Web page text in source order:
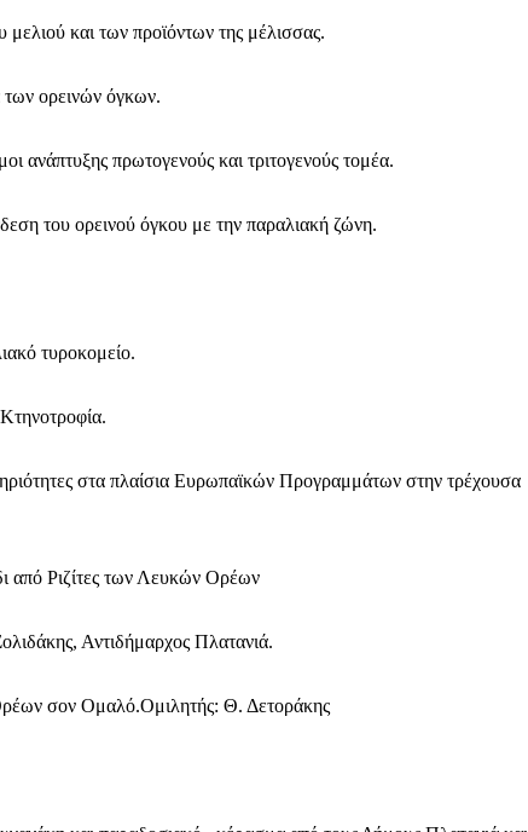
Μαχητική
και των προϊόντων της μέλισσας.
ορεινών όγκων.
πρωτογενούς και τριτογενούς τομέα.
του ορεινού όγκου με την παραλιακή ζώνη.
τυροκομείο.
στα πλαίσια Ευρωπαϊκών Προγραμμάτων στην τρέχουσα
από Ριζίτες των Λευκών Ορέων
Αντιδήμαρχος Πλατανιά.
σον Ομαλό.Ομιλητής: Θ. Δετοράκης